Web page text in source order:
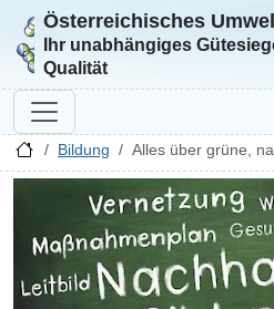
Zur Startseite
Österreichisches
Ihr unabhängiges
Qualität
Bildung Alles über grüne,